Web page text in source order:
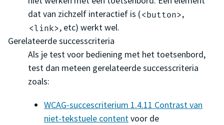
dat van zichzelf interactief is (<button>,
<link>, etc) werkt wel.
Gerelateerde successcriteria
Als je test voor bediening met het toetsenbord,
test dan meteen gerelateerde successcriteria
zoals:
WCAG-succescriterium 1.4.11 Contrast van
niet-tekstuele contentvoor de